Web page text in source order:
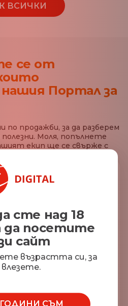
ВСИЧКИ
се от
нашия Портал за
по продажби, за да разберем
Моля, попълнете
екип ще се свърже с
сте над 18
да посетите
сайт
възрастта си, за
ГОДИНИ СЪМ